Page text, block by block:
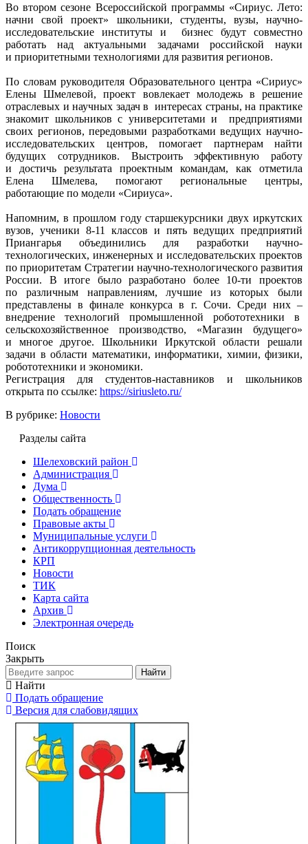
Во втором сезоне Всероссийской программы «Сириус. Лето:
начни свой проект» школьники, студенты, вузы, научно-
исследовательские институты и бизнес будут совместно
работать над актуальными задачами российской науки
и приоритетными технологиями для развития регионов.
По словам руководителя Образовательного центра «Сириус»
Елены Шмелевой, проект вовлекает молодежь в решение
отраслевых и научных задач в интересах страны, на практике
знакомит школьников с университетами и предприятиями
своих регионов, передовыми разработками ведущих научно-
исследовательских центров, помогает партнерам найти
будущих сотрудников. Выстроить эффективную работу
и достичь результата проектным командам, как отметила
Елена Шмелева, помогают региональные центры,
работающие по модели «Сириуса».
Напомним, в прошлом году старшекурсники двух иркутских
вузов, ученики 8-11 классов и пять ведущих предприятий
Приангарья объединились для разработки научно-
технологических, инженерных и исследовательских проектов
по приоритетам Стратегии научно-технологического развития
России. В итоге было разработано более 10-ти проектов
по различным направлениям, лучшие из которых были
представлены в финале конкурса в г. Сочи. Среди них –
внедрение технологий промышленной робототехники в
сельскохозяйственное производство, «Магазин будущего»
и многое другое. Школьники Иркутской области решали
задачи в области математики, информатики, химии, физики,
робототехники и экономики.
Регистрация для студентов-наставников и школьников
открыта по ссылке: https://siriusleto.ru/
В рубрике: Новости
Разделы сайта
Шелеховский район
Администрация
Дума
Общественность
Подать обращение
Правовые акты
Муниципальные услуги
Антикоррупционная деятельность
КРП
Новости
ТИК
Карта сайта
Архив
Электронная очередь
Поиск
Закрыть
Найти
Найти
Подать обращение
Версия для слабовидящих